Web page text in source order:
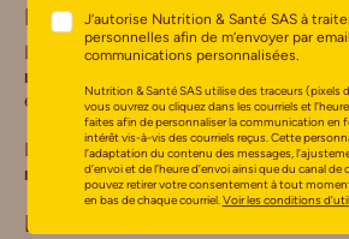
Effets favorables :
Les fibres favorisent une digestion
réguler le poids en prolongeant la
et contribuent à un meilleur contrôle
Elles participent également àla
maladies cardiovasculaires.*
Erreurs à éviter :
J’autorise Nutrition & Santé SAS à
personnelles afin de m’envoyer par
communications personnalisées.
Nutrition & Santé SAS utilise des traceurs (pixels
vous ouvrez ou cliquez dans les courriels et
faites afin de personnaliser la communication en
intérêt vis-à-vis des courriels reçus. Cette
l’adaptation du contenu des messages,
d’envoi et de l’heure d’envoi ainsi que du canal
pouvez retirer votre consentement à tout
en bas de chaque courriel.Voir les conditions